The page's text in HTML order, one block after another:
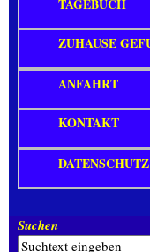
TAGEBUCH
ZUHAUSE
ANFAHRT
KONTAKT
DATENSCHUTZ
Suchen